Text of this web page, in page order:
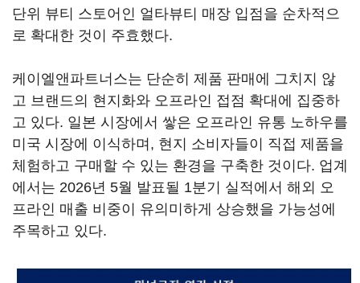
단위 뷰티 스토어인 얼타뷰티 매장 입점을 순차적으
로 확대한 것이 주효했다.
케이엘앤파트너스는 단순히 제품 판매에 그치지 않
고 브랜드의 현지화와 오프라인 접점 확대에 집중하
고 있다. 일본 시장에서 쌓은 오프라인 유통 노하우를
미국 시장에 이식하며, 현지 소비자들이 직접 제품을
체험하고 구매할 수 있는 환경을 구축한 것이다. 업계
에서는 2026년 5월 발표될 1분기 실적에서 해외 오
프라인 매출 비중이 유의미하게 상승했을 가능성에
주목하고 있다.